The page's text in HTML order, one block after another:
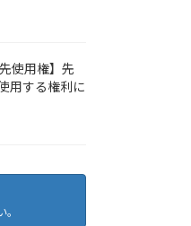
使用権】先
用する権利に